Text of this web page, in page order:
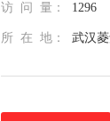
访 问 量： 1296
所 在 地： 武汉